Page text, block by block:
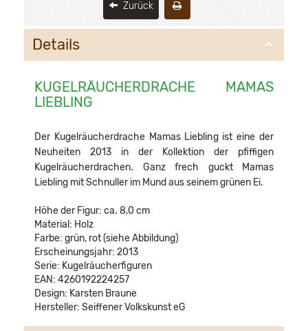
Zurück
Details
KUGELRÄUCHERDRACHE MAMAS
LIEBLING
Der Kugelräucherdrache Mamas Liebling ist eine der
Neuheiten 2013 in der Kollektion der pfiffigen
Kugelräucherdrachen. Ganz frech guckt Mamas
Liebling mit Schnuller im Mund aus seinem grünen Ei.
Höhe der Figur: ca. 8,0 cm
Material: Holz
Farbe: grün, rot (siehe Abbildung)
Erscheinungsjahr: 2013
Serie: Kugelräucherfiguren
EAN: 4260192224257
Design: Karsten Braune
Hersteller: Seiffener Volkskunst eG